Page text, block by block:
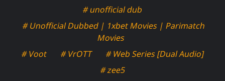
# unofficial dub
# Unofficial Dubbed | 1xbet Movies | Parimatch
Movies
# Voot
# VrOTT
# Web Series [Dual Audio]
# zee5